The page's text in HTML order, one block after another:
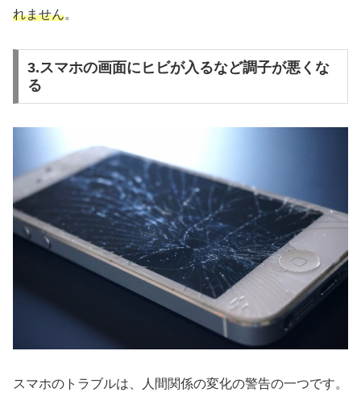
れません。
3.スマホの画面にヒビが入るなど調子が悪くな
る
スマホのトラブルは、人間関係の変化の警告の一つです。